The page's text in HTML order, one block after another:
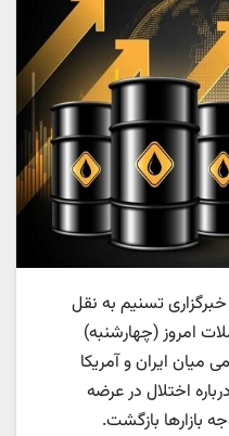
خبرگزاری تسنیم به نقل
امروز (چهارشنبه)
ایران و آمریکا
اختلال در عرضه
بازارها بازگشت.